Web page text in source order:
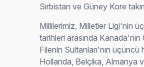
Sırbistan ve Güney Kore
Millilerimiz, Milletler Ligi'nin
tarihleri arasında
Filenin Sultanları'nın
Hollanda, Belçika, Almanya